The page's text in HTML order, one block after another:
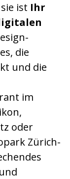
ist Ihr
die
und die
im
oder
Zürich-